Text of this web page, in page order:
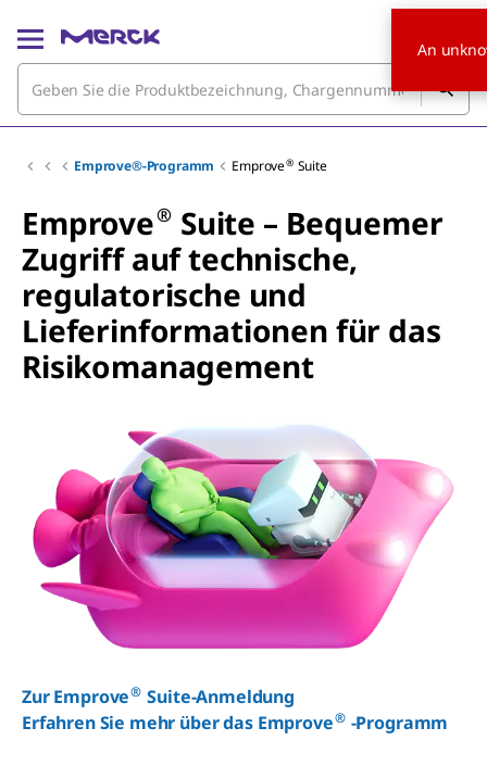
Emprove®-Programm Emprove® Suite
Emprove® Suite – Bequemer
Zugriff auf technische,
regulatorische und
Lieferinformationen für das
Risikomanagement
Zur Emprove® Suite-Anmeldung
Erfahren Sie mehr über das Emprove® -Programm
An